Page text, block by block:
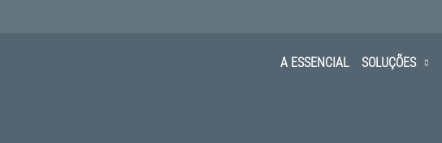
A ESSENCIAL SOLUÇÕES